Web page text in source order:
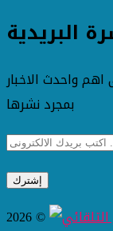
البريدية
واحدث الاخبار
بمجرد نشرها
2026 ©